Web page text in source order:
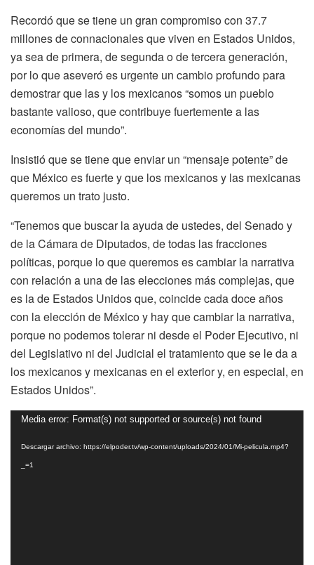
Recordó que se tiene un gran compromiso con 37.7
millones de connacionales que viven en Estados Unidos,
ya sea de primera, de segunda o de tercera generación,
por lo que aseveró es urgente un cambio profundo para
demostrar que las y los mexicanos “somos un pueblo
bastante valioso, que contribuye fuertemente a las
economías del mundo”.
Insistió que se tiene que enviar un “mensaje potente” de
que México es fuerte y que los mexicanos y las mexicanas
queremos un trato justo.
“Tenemos que buscar la ayuda de ustedes, del Senado y
de la Cámara de Diputados, de todas las fracciones
políticas, porque lo que queremos es cambiar la narrativa
con relación a una de las elecciones más complejas, que
es la de Estados Unidos que, coincide cada doce años
con la elección de México y hay que cambiar la narrativa,
porque no podemos tolerar ni desde el Poder Ejecutivo, ni
del Legislativo ni del Judicial el tratamiento que se le da a
los mexicanos y mexicanas en el exterior y, en especial, en
Estados Unidos”.
Reproductor
Media error: Format(s) not supported or source(s) not found
Descargar archivo: https://elpoder.tv/wp-content/uploads/2024/01/Mi-pelicula.mp4?
_=1